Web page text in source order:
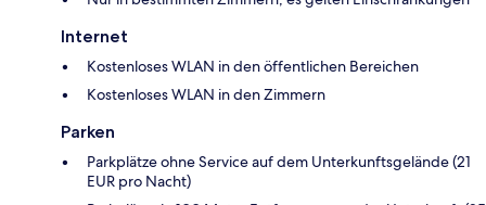
Internet
Kostenloses WLAN in den öffentlichen Bereichen
Kostenloses WLAN in den Zimmern
Parken
Parkplätze ohne Service auf dem Unterkunftsgelände (21
EUR pro Nacht)